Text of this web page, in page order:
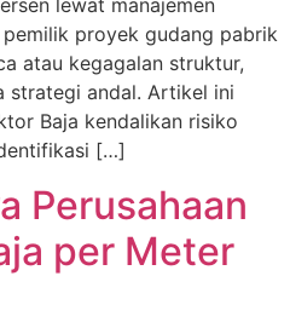
lewat manajemen
proyek gudang pabrik
atau kegagalan struktur,
strategi andal. Artikel ini
Baja kendalikan risiko
[…]
Perusahaan
per Meter